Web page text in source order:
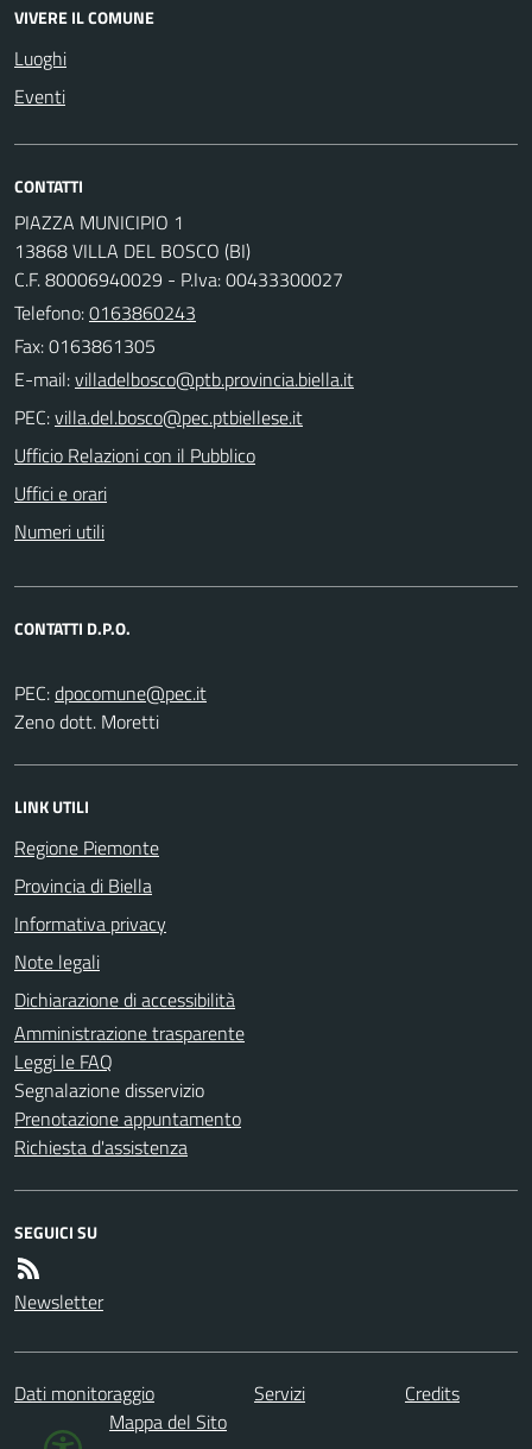
VIVERE IL COMUNE
Luoghi
Eventi
CONTATTI
PIAZZA MUNICIPIO 1
13868 VILLA DEL BOSCO (BI)
C.F. 80006940029 - P.Iva: 00433300027
Telefono:0163860243
Fax: 0163861305
E-mail:
PEC:
Ufficio Relazioni con il Pubblico
Uffici e orari
Numeri utili
CONTATTI D.P.O.
PEC:
Zeno dott. Moretti
LINK UTILI
Regione Piemonte
Provincia di Biella
Informativa privacy
Note legali
Dichiarazione di accessibilità
Amministrazione trasparente
Leggi le FAQ
Segnalazione disservizio
Prenotazione appuntamento
Richiesta d'assistenza
SEGUICI SU
Newsletter
Dati monitoraggio Servizi
Credits
Mappa del Sito